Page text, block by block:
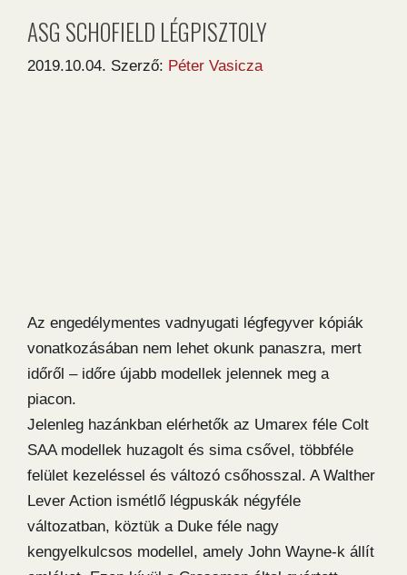
ASG SCHOFIELD LÉGPISZTOLY
2019.10.04. Szerző: Péter Vasicza
Az engedélymentes vadnyugati légfegyver kópiák
vonatkozásában nem lehet okunk panaszra, mert
időről – időre újabb modellek jelennek meg a
piacon.
Jelenleg hazánkban elérhetők az Umarex féle Colt
SAA modellek huzagolt és sima csővel, többféle
felület kezeléssel és változó csőhosszal. A Walther
Lever Action ismétlő légpuskák négyféle
változatban, köztük a Duke féle nagy
kengyelkulcsos modellel, amely John Wayne-k állít